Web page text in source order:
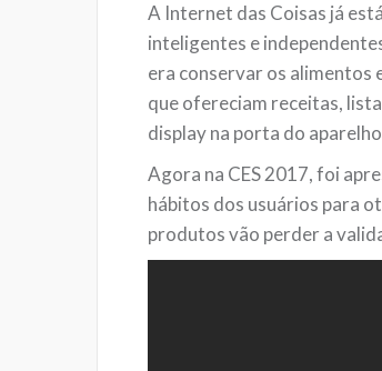
A Internet das Coisas já
inteligentes e
era conservar os alimentos
que ofereciam receitas,
display na porta do
Agora na CES 2017, foi
hábitos dos usuários para
produtos vão perder a